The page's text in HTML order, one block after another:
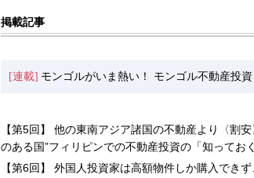
掲載記事
[連載] モンゴルがいま熱い！ モンゴル不動産投
【第5回】 他の東南アジア諸国の不動産より〈割
のある国”フィリピンでの不動産投資の「知ってお
【第6回】 外国人投資家は高額物件しか購入でき